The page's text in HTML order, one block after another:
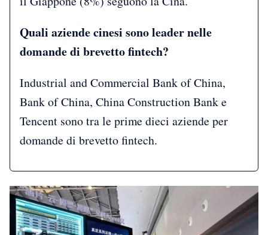
Quali aziende cinesi sono leader nelle
domande di brevetto fintech?
Industrial and Commercial Bank of China,
Bank of China, China Construction Bank e
Tencent sono tra le prime dieci aziende per
domande di brevetto fintech.